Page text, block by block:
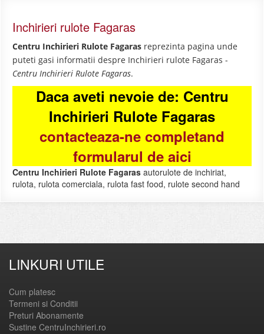
Inchirieri rulote Fagaras
Centru Inchirieri Rulote Fagaras reprezinta pagina unde
puteti gasi informatii despre Inchirieri rulote Fagaras -
Centru Inchirieri Rulote Fagaras.
Daca aveti nevoie de: Centru
Inchirieri Rulote Fagaras
contacteaza-ne completand
formularul de aici
Centru Inchirieri Rulote Fagaras autorulote de inchiriat,
rulota, rulota comerciala, rulota fast food, rulote second hand
LINKURI UTILE
Cum platesc
Termeni si Conditii
Preturi Abonamente
Sustine CentruInchirieri.ro